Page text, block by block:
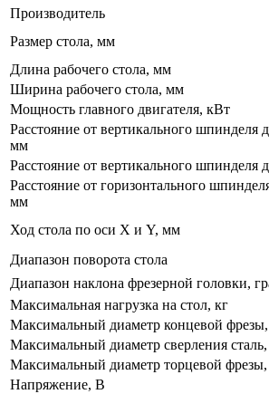
Производитель
Размер стола, мм
Длина рабочего стола, мм
Ширина рабочего стола, мм
Мощность главного двигателя, кВт
Расстояние от вертикального шпинделя
мм
Расстояние от вертикального шпинделя
Расстояние от горизонтального
мм
Ход стола по оси X и Y, мм
Диапазон поворота стола
Диапазон наклона фрезерной головки,
Максимальная нагрузка на стол, кг
Максимальный диаметр концевой
Максимальный диаметр сверления
Максимальный диаметр торцевой
Напряжение, В